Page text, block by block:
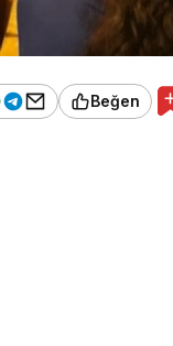
Beğen